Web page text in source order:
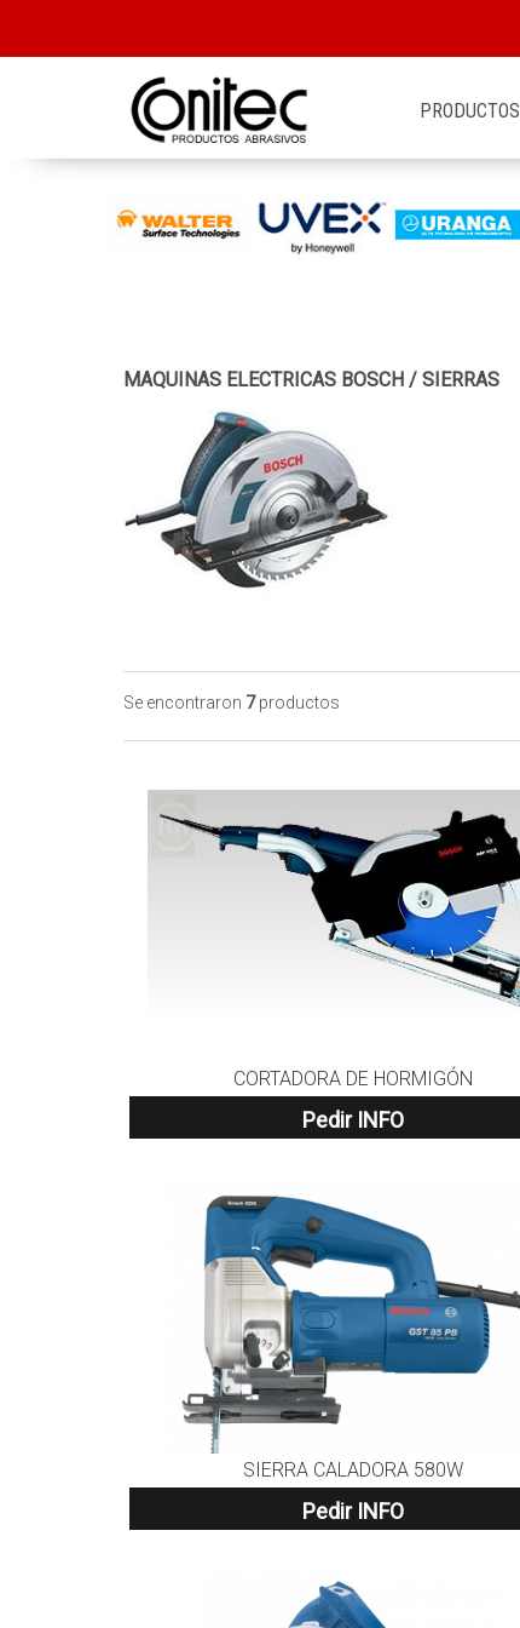
PRODUCTOS
MAQUINAS ELECTRICAS BOSCH / SIERRAS
Se encontraron 7productos
CORTADORA DE HORMIGÓN
Pedir INFO
SIERRA CALADORA 580W
Pedir INFO